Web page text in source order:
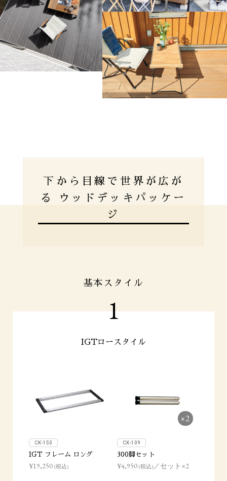
下から目線で世界が広が
る ウッドデッキパッケー
ジ
基本スタイル
1
IGTロースタイル
CK-150
IGT フレーム ロング
¥19,250 (税込)
×2
CK-109
300脚セット
¥4,950 (税込)／セット×2